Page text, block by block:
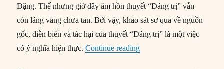
Đặng. Thế nhưng giờ đây âm hồn thuyết “Đảng trị” vẫn
còn lảng vảng chưa tan. Bởi vậy, khảo sát sơ qua về nguồn
gốc, diễn biến và tác hại của thuyết “Đảng trị” là một việc
có ý nghĩa hiện thực.Continue reading“Nhận diện “Đảng trị””